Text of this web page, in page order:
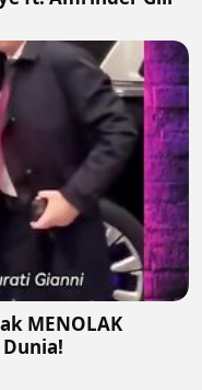
MENOLAK